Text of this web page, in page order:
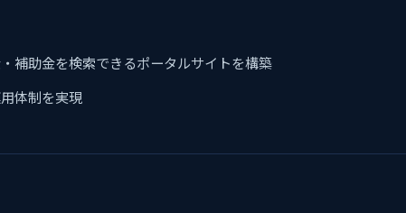
補助金を検索できるポータルサイトを構築
体制を実現